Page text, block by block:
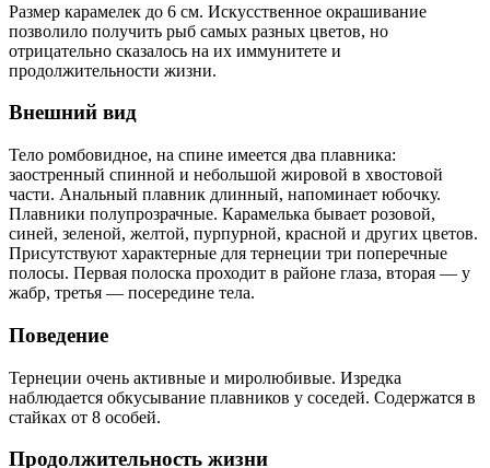
Размер карамелек до 6 см. Искусственное окрашивание
позволило получить рыб самых разных цветов, но
отрицательно сказалось на их иммунитете и
продолжительности жизни.
Внешний вид
Тело ромбовидное, на спине имеется два плавника:
заостренный спинной и небольшой жировой в хвостовой
части. Анальный плавник длинный, напоминает юбочку.
Плавники полупрозрачные. Карамелька бывает розовой,
синей, зеленой, желтой, пурпурной, красной и других цветов.
Присутствуют характерные для тернеции три поперечные
полосы. Первая полоска проходит в районе глаза, вторая — у
жабр, третья — посередине тела.
Поведение
Тернеции очень активные и миролюбивые. Изредка
наблюдается обкусывание плавников у соседей. Содержатся в
стайках от 8 особей.
Продолжительность жизни